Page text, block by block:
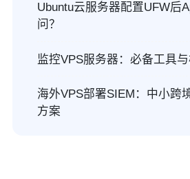
Ubuntu云服务器配置UFW后
问？
监控VPS服务器：必备工具
海外VPS部署SIEM：中小跨
方案